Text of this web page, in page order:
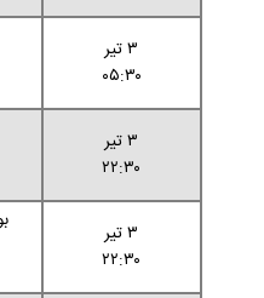
۳ تیر
۰۵:۳۰
۳ تیر
۲۲:۳۰
۳ تیر
۲۲:۳۰